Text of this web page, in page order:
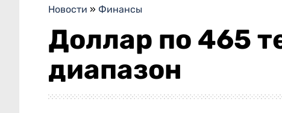
Новости » Финансы
Доллар по 465
диапазон